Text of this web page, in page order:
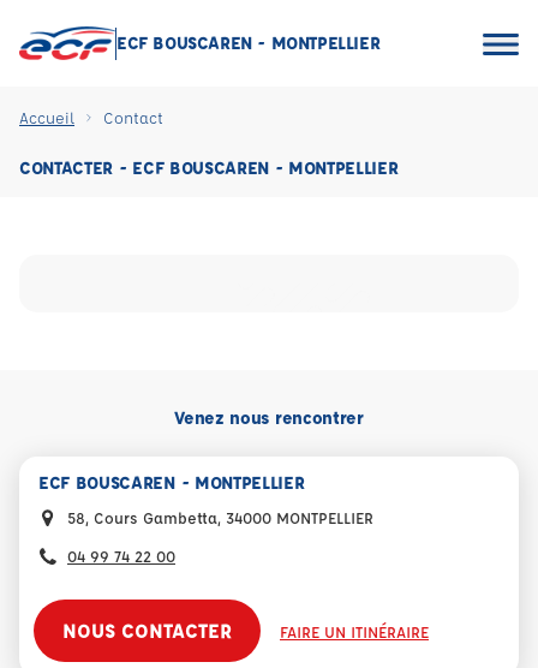
ECF BOUSCAREN - MONTPELLIER
Accueil Contact
CONTACTER - ECF BOUSCAREN - MONTPELLIER
Venez nous rencontrer
ECF BOUSCAREN - MONTPELLIER
58, Cours Gambetta, 34000 MONTPELLIER
04 99 74 22 00
NOUS CONTACTER FAIRE UN ITINÉRAIRE